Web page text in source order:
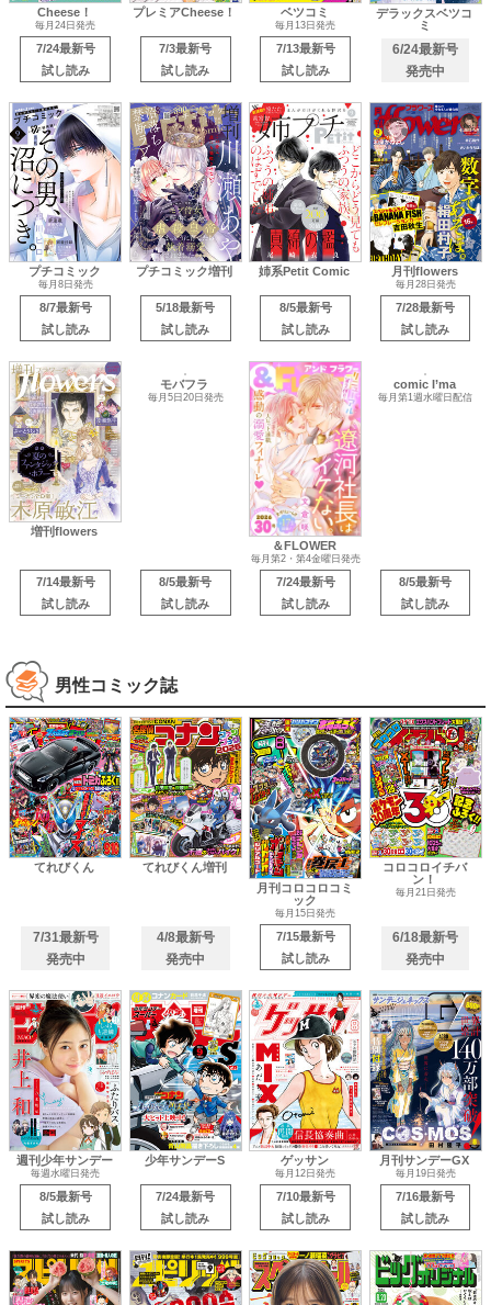
Cheese！
毎月24日発売
7/24最新号
試し読み
プレミアCheese！
7/3最新号
試し読み
ベツコミ
毎月13日発売
7/13最新号
試し読み
デラックスベツコ
ミ
6/24最新号
発売中
プチコミック
毎月8日発売
8/7最新号
試し読み
プチコミック増刊
5/18最新号
試し読み
姉系Petit Comic
8/5最新号
試し読み
月刊flowers
毎月28日発売
7/28最新号
試し読み
増刊flowers
7/14最新号
試し読み
8/5最新号
試し読み
＆FLOWER
毎月第2・第4金曜日発売
7/24最新号
試し読み
8/5最新号
試し読み
男性コミック誌
てれびくん
7/31最新号
発売中
てれびくん増刊
4/8最新号
発売中
月刊コロコロコミ
ック
毎月15日発売
7/15最新号
試し読み
コロコロイチバ
ン！
毎月21日発売
6/18最新号
発売中
週刊少年サンデー
毎週水曜日発売
8/5最新号
試し読み
少年サンデーS
7/24最新号
試し読み
ゲッサン
毎月12日発売
7/10最新号
試し読み
月刊サンデーGX
毎月19日発売
7/16最新号
試し読み